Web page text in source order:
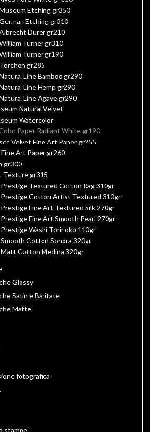
Etching gr350
Etching gr310
Durer gr210
Turner gr310
Turner gr190
gr285
Line Bamboo gr290
Line Hemp gr290
Line Agave gr290
Natural Velvet
Watercolor
Paper Radiant White gr190
Velvet Fine Art Paper gr255
Art Paper gr260
gr300
Texture gr315
Textured Cotton Rag 310gr
Prestige Cotton Artist Textured 310gr
Fine Art Textured Silk 270gr
Fine Art Smooth Pearl 270gr
Washi Torinoko 110gr
Cotton Sonora 320gr
Cotton Medina 320gr
Glossy
Satin e Baritate
Matte
fotografica
stampe